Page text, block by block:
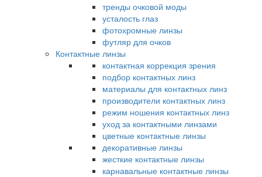
тренды очковой моды
усталость глаз
фотохромные линзы
футляр для очков
Контактные линзы
контактная коррекция зрения
подбор контактных линз
материалы для контактных линз
производители контактных линз
режим ношения контактных линз
уход за контактными линзами
цветные контактные линзы
декоративные линзы
жесткие контактные линзы
карнавальные контактные линзы